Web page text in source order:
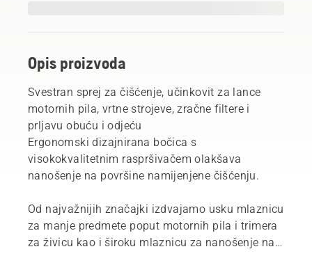
Opis proizvoda
Svestran sprej za čišćenje, učinkovit za lance
motornih pila, vrtne strojeve, zračne filtere i
prljavu obuću i odjeću
Ergonomski dizajnirana bočica s
visokokvalitetnim raspršivačem olakšava
nanošenje na površine namijenjene čišćenju.
Od najvažnijih značajki izdvajamo usku mlaznicu
za manje predmete poput motornih pila i trimera
za živicu kao i široku mlaznicu za nanošenje na